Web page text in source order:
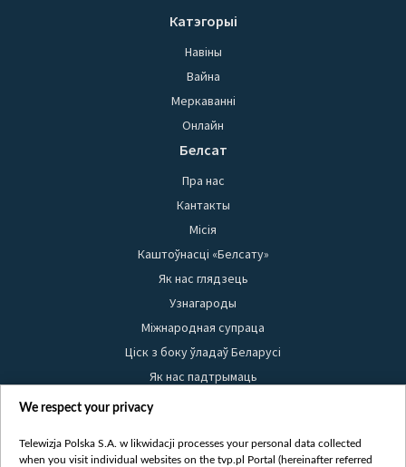
Катэгорыі
Навіны
Вайна
Меркаванні
Онлайн
Белсат
Пра нас
Кантакты
Місія
Каштоўнасці «Белсату»
Як нас глядзець
Узнагароды
Міжнародная супраца
Ціск з боку ўладаў Беларусі
Як нас падтрымаць
Правілы выкарыстання матэрыялаў
Бяспека
We respect your privacy
Telewizja Polska S.A. w likwidacji processes your personal data collected
when you visit individual websites on the tvp.pl Portal (hereinafter referred